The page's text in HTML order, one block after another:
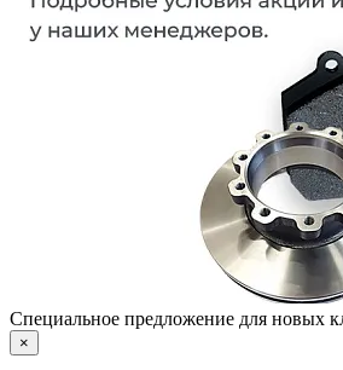
Специальное предложение для новых
×